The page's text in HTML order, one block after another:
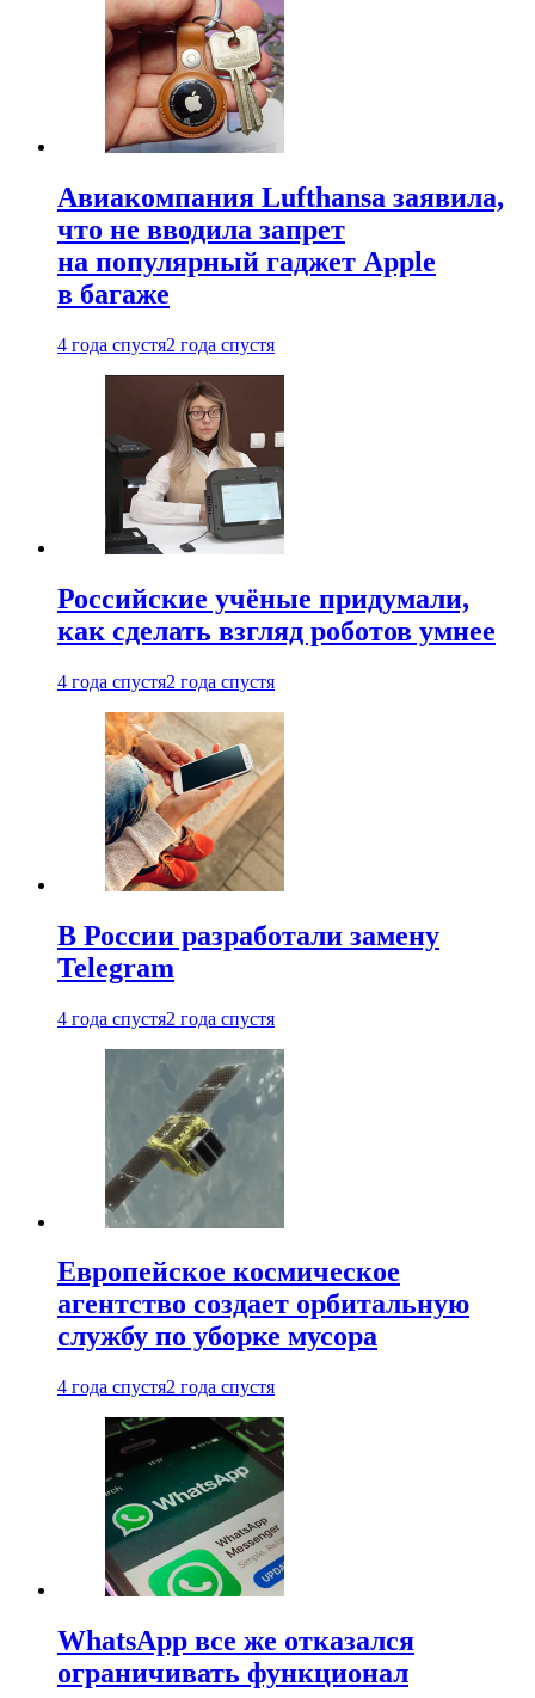
Авиакомпания Lufthansa заявила,
что не вводила запрет
на популярный гаджет Apple
в багаже
4 года спустя2 года спустя
Российские учёные придумали,
как сделать взгляд роботов умнее
4 года спустя2 года спустя
В России разработали замену
Telegram
4 года спустя2 года спустя
Европейское космическое
агентство создает орбитальную
службу по уборке мусора
4 года спустя2 года спустя
WhatsApp все же отказался
ограничивать функционал